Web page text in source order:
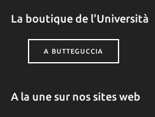
La boutique de l'Università
A BUTTEGUCCIA
A la une sur nos sites web